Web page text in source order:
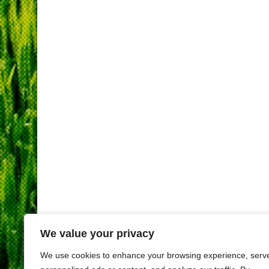
We value your privacy
We use cookies to enhance your browsing experience,